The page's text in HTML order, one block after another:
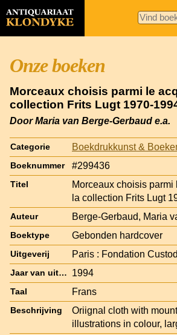
Onze boeken
Morceaux choisis parmi le
collection Frits Lugt 1970-
Door Maria van Berge-Gerbaud e.a.
Categorie Boekdrukkunst &
Boeknummer #299436
Titel
Morceaux choisis
la collection Frits Lugt
Auteur Berge-Gerbaud, Maria
Boektype Gebonden hardcover
Uitgeverij Paris : Fondation
Jaar van uitgave 1994
Taal Frans
Beschrijving
Oriignal cloth with
illustrations in colour,